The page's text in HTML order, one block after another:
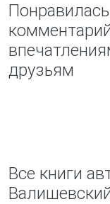
друзьям
Все книги
Валишевский